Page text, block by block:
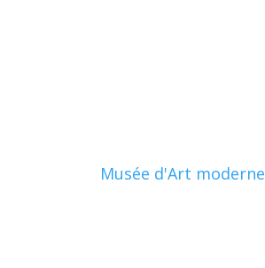
Musée d'Art moderne